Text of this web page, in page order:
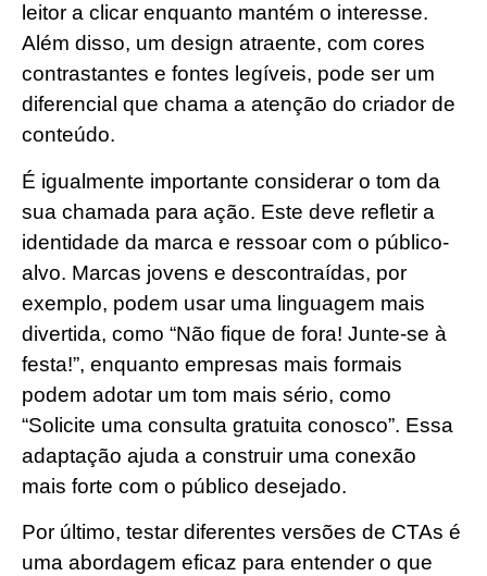
leitor a clicar enquanto mantém o interesse.
Além disso, um design atraente, com cores
contrastantes e fontes legíveis, pode ser um
diferencial que chama a atenção do criador de
conteúdo.
É igualmente importante considerar o tom da
sua chamada para ação. Este deve refletir a
identidade da marca e ressoar com o público-
alvo. Marcas jovens e descontraídas, por
exemplo, podem usar uma linguagem mais
divertida, como “Não fique de fora! Junte-se à
festa!”, enquanto empresas mais formais
podem adotar um tom mais sério, como
“Solicite uma consulta gratuita conosco”. Essa
adaptação ajuda a construir uma conexão
mais forte com o público desejado.
Por último, testar diferentes versões de CTAs é
uma abordagem eficaz para entender o que